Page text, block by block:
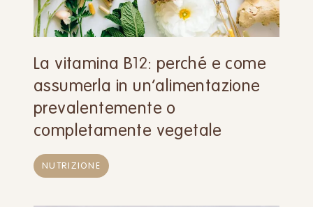
La vitamina B12: perché e come
assumerla in un’alimentazione
prevalentemente o
completamente vegetale
NUTRIZIONE